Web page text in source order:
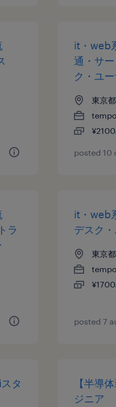
it・web
通・サ
ク・ユ
東京
posted 10
ラ
it・web
デスク
東京
posted 7
タ
【半導
ジニア